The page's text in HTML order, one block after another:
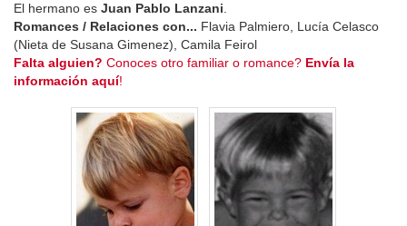
El hermano es Juan Pablo Lanzani
Romances / Relaciones con... Flavia Palmiero, Lucía Celasco
(Nieta de Susana Gimenez), Camila Feirol
Falta alguien? Conoces otro familiar o romance? Envía la
información aquí!